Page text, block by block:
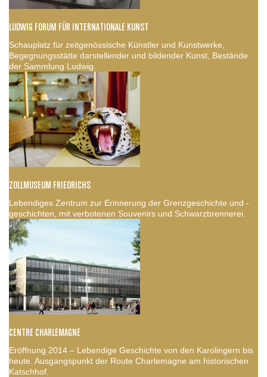
LUDWIG FORUM FÜR INTERNATIONALE KUNST
Schauplatz für zeitgenössische Künstler und Kunstwerke,
Begegnungsstätte darstellender und bildender Kunst, Bestände
der Sammlung Ludwig.
ZOLLMUSEUM FRIEDRICHS
Lebendiges Zentrum zur Erinnerung der Grenzgeschichte und -
geschichten, mit verbotenen Souvenirs und Schwarzbrennerei.
CENTRE CHARLEMAGNE
Eröffnung 2014 – Lebendige Geschichte von den Karolingern bis
heute. Ausgangspunkt der Route Charlemagne am historischen
Katschhof.